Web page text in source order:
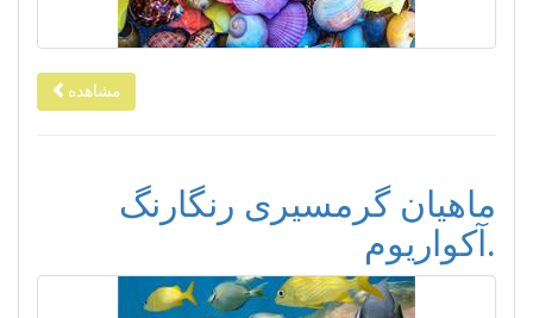
مشاهده
ماهیان گرمسیری رنگارنگ
.آکواریوم